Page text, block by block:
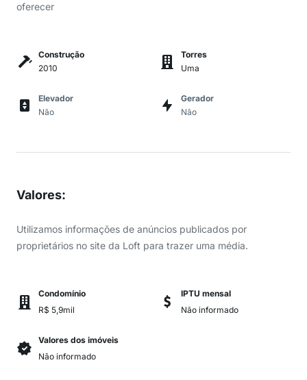
oferecer
Construção
2010
Torres
Uma
Elevador
Não
Gerador
Não
Valores:
Utilizamos informações de anúncios publicados por
proprietários no site da Loft para trazer uma média.
Condomínio
R$ 5,9mil
IPTU mensal
Não informado
Valores dos imóveis
Não informado